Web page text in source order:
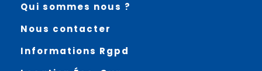
Qui sommes nous ?
Nous contacter
Informations Rgpd